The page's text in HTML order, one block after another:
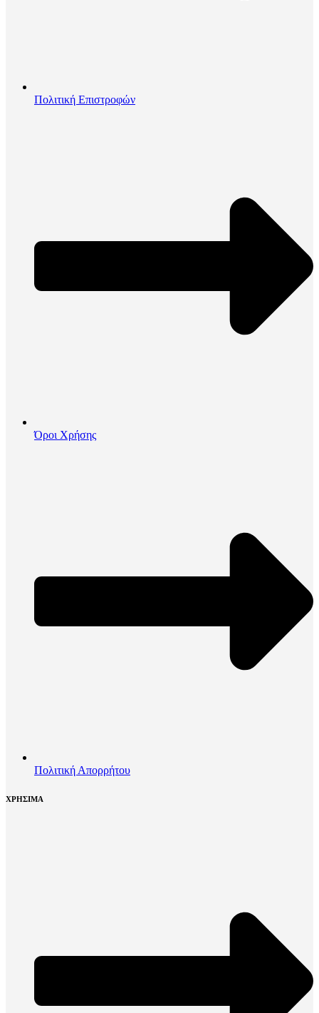
Πολιτική Επιστροφών
Όροι Χρήσης
Πολιτική Απορρήτου
ΧΡΗΣΙΜΑ